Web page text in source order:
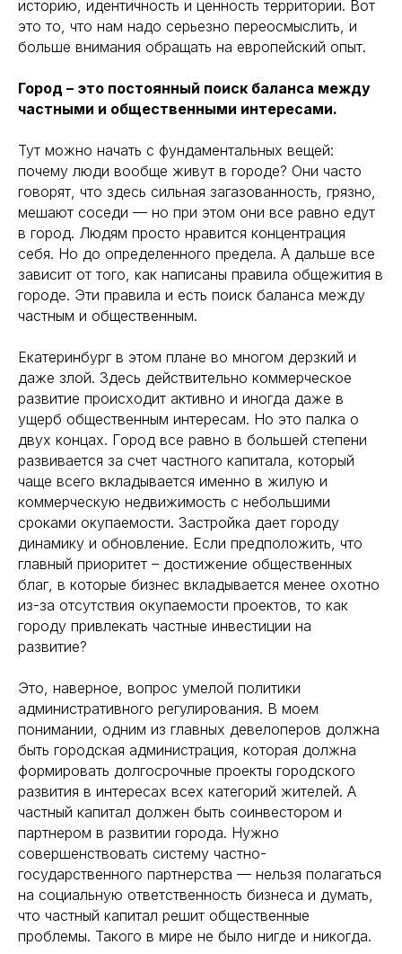
историю, идентичность и ценность территории. Вот
это то, что нам надо серьезно переосмыслить, и
больше внимания обращать на европейский опыт.
Город – это постоянный поиск баланса между
частными и общественными интересами.
Тут можно начать с фундаментальных вещей:
почему люди вообще живут в городе? Они часто
говорят, что здесь сильная загазованность, грязно,
мешают соседи — но при этом они все равно едут
в город. Людям просто нравится концентрация
себя. Но до определенного предела. А дальше все
зависит от того, как написаны правила общежития в
городе. Эти правила и есть поиск баланса между
частным и общественным.
Екатеринбург в этом плане во многом дерзкий и
даже злой. Здесь действительно коммерческое
развитие происходит активно и иногда даже в
ущерб общественным интересам. Но это палка о
двух концах. Город все равно в большей степени
развивается за счет частного капитала, который
чаще всего вкладывается именно в жилую и
коммерческую недвижимость с небольшими
сроками окупаемости. Застройка дает городу
динамику и обновление. Если предположить, что
главный приоритет – достижение общественных
благ, в которые бизнес вкладывается менее охотно
из-за отсутствия окупаемости проектов, то как
городу привлекать частные инвестиции на
развитие?
Это, наверное, вопрос умелой политики
административного регулирования. В моем
понимании, одним из главных девелоперов должна
быть городская администрация, которая должна
формировать долгосрочные проекты городского
развития в интересах всех категорий жителей. А
частный капитал должен быть соинвестором и
партнером в развитии города. Нужно
совершенствовать систему частно-
государственного партнерства — нельзя полагаться
на социальную ответственность бизнеса и думать,
что частный капитал решит общественные
проблемы. Такого в мире не было нигде и никогда.